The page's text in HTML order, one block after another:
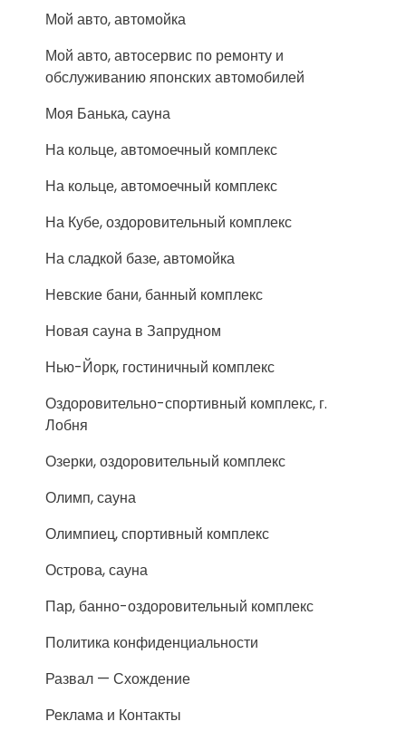
Мой авто, автомойка
Мой авто, автосервис по ремонту и
обслуживанию японских автомобилей
Моя Банька, сауна
На кольце, автомоечный комплекс
На кольце, автомоечный комплекс
На Кубе, оздоровительный комплекс
На сладкой базе, автомойка
Невские бани, банный комплекс
Новая сауна в Запрудном
Нью-Йорк, гостиничный комплекс
Оздоровительно-спортивный комплекс, г.
Лобня
Озерки, оздоровительный комплекс
Олимп, сауна
Олимпиец, спортивный комплекс
Острова, сауна
Пар, банно-оздоровительный комплекс
Политика конфиденциальности
Развал — Схождение
Реклама и Контакты